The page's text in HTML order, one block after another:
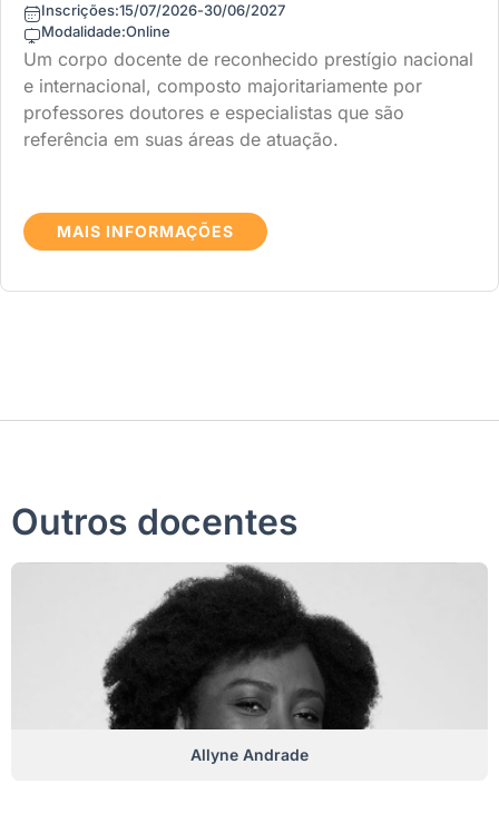
Inscrições:15/07/2026-30/06/2027
Modalidade:Online
Um corpo docente de reconhecido prestígio nacional
e internacional, composto majoritariamente por
professores doutores e especialistas que são
referência em suas áreas de atuação.
MAIS INFORMAÇÕES
Outros docentes
Allyne Andrade